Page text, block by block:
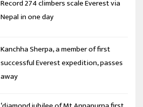
Record 274 climbers scale Everest via
Nepal in one day
Kanchha Sherpa, a member of first
successful Everest expedition, passes
away